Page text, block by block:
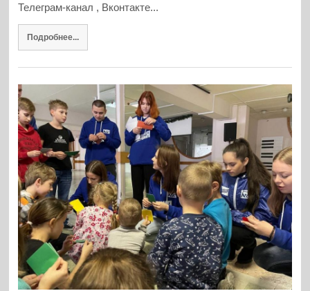
Телеграм-канал , Вконтакте...
Подробнее...